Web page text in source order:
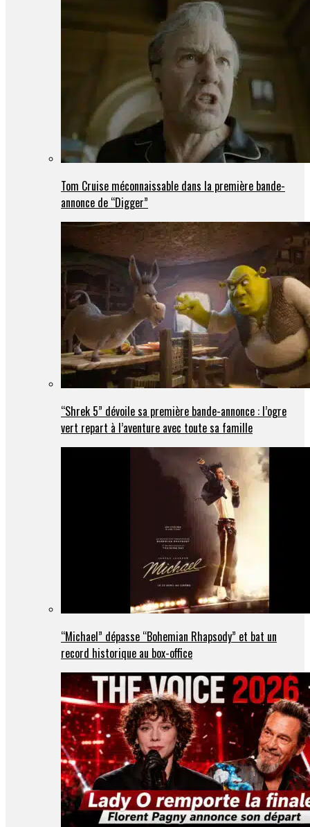
Tom Cruise méconnaissable dans la première bande-
annonce de “Digger”
“Shrek 5” dévoile sa première bande-annonce : l’ogre
vert repart à l’aventure avec toute sa famille
“Michael” dépasse “Bohemian Rhapsody” et bat un
record historique au box-office